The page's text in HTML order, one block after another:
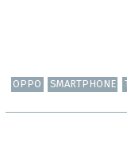
OPPO SMARTPHONE